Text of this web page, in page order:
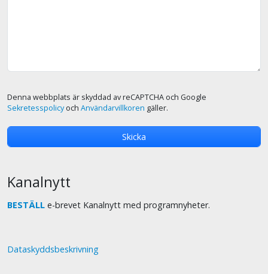
Denna webbplats är skyddad av reCAPTCHA och Google
Sekretesspolicyoch Användarvillkoren gäller.
Kanalnytt
BESTÄLL e-brevet Kanalnytt med programnyheter.
Dataskyddsbeskrivning